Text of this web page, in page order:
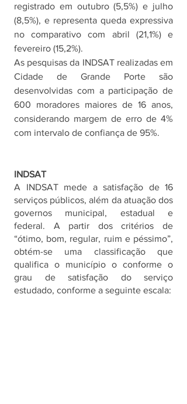
registrado em outubro (5,5%) e julho
(8,5%), e representa queda expressiva
no comparativo com abril (21,1%) e
fevereiro (15,2%).
As pesquisas da INDSAT realizadas em
Cidade de Grande Porte são
desenvolvidas com a participação de
600 moradores maiores de 16 anos,
considerando margem de erro de 4%
com intervalo de confiança de 95%.
INDSAT
A INDSAT mede a satisfação de 16
serviços públicos, além da atuação dos
governos municipal, estadual e
federal. A partir dos critérios de
“ótimo, bom, regular, ruim e péssimo”,
obtém-se uma classificação que
qualifica o município o conforme o
grau de satisfação do serviço
estudado, conforme a seguinte escala: